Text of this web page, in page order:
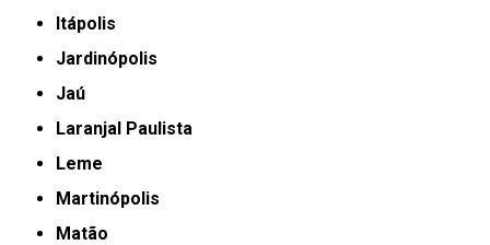
Itápolis
Jardinópolis
Jaú
Laranjal Paulista
Leme
Martinópolis
Matão